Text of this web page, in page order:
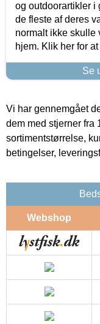
og outdoorartikler i
de fleste af deres
normalt ikke skulle
hjem. Klik her for
Se
Vi har gennemgået
dem med stjerner fra
sortimentstørrelse,
betingelser,
Webshop